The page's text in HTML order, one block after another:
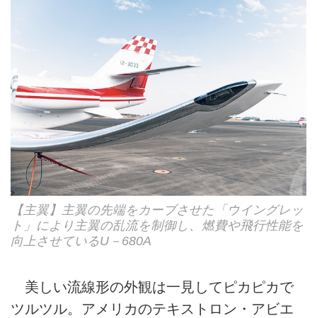
【主翼】主翼の先端をカーブさせた「ウイングレッ
ト」により主翼の乱流を制御し、燃費や飛行性能を
向上させているU－680A
美しい流線形の外観は一見してピカピカで
ツルツル。アメリカのテキストロン・アビエ